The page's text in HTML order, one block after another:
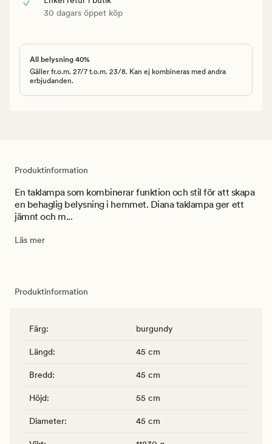
30 dagars öppet köp
All belysning 40%
Gäller fr.o.m. 27/7 t.o.m. 23/8. Kan ej kombineras med andra
erbjudanden.
Produktinformation
En taklampa som kombinerar funktion och stil för att skapa
en behaglig belysning i hemmet. Diana taklampa ger ett
jämnt och m...
Läs mer
Produktinformation
Färg: burgundy
Längd: 45 cm
Bredd: 45 cm
Höjd: 55 cm
Diameter: 45 cm